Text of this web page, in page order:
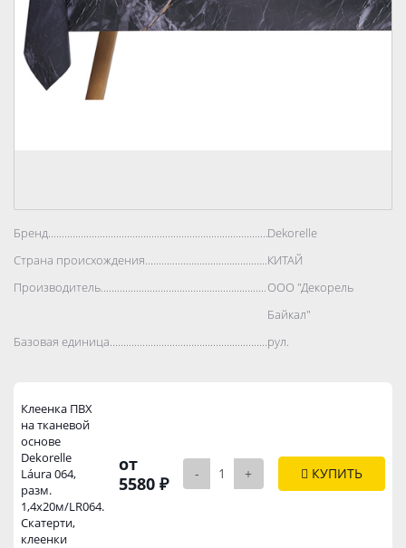
Бренд..................................................................................Dekorelle
Страна происхождения..................................................................................
КИТАЙ
Производитель..................................................................................
ООО "Декорель
Байкал"
Базовая единица..................................................................................
рул.
Клеенка ПВХ
на тканевой
основе
Dekorelle
Láura 064,
разм.
1,4х20м/LR064.
Скатерти,
клеенки
от
5580 ₽
- + КУПИТЬ